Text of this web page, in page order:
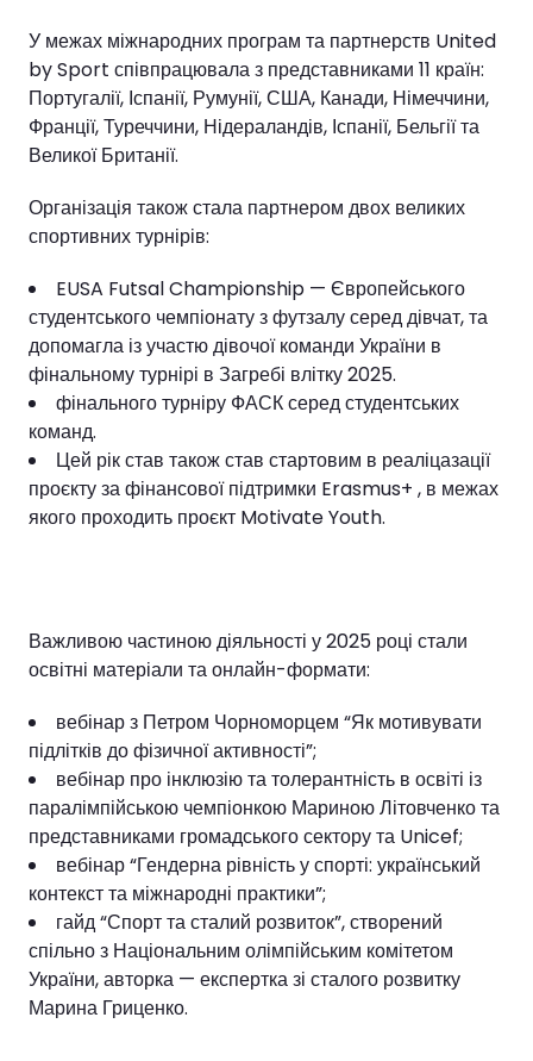
У межах міжнародних програм та партнерств United
by Sport співпрацювала з представниками 11 країн:
Португалії, Іспанії, Румунії, США, Канади, Німеччини,
Франції, Туреччини, Нідераландів, Іспанії, Бельгії та
Великої Британії.
Організація також стала партнером двох великих
спортивних турнірів:
EUSA Futsal Championship — Європейського
студентського чемпіонату з футзалу серед дівчат, та
допомагла із участю дівочої команди України в
фінальному турнірі в Загребі влітку 2025.
фінального турніру ФАСК серед студентських
команд.
Цей рік став також став стартовим в реаліцазації
проєкту за фінансової підтримки Erasmus+ , в межах
якого проходить проєкт Motivate Youth.
Важливою частиною діяльності у 2025 році стали
освітні матеріали та онлайн-формати:
вебінар з Петром Чорноморцем “Як мотивувати
підлітків до фізичної активності”;
вебінар про інклюзію та толерантність в освіті із
паралімпійською чемпіонкою Мариною Літовченко та
представниками громадського сектору та Unicef;
вебінар “Гендерна рівність у спорті: український
контекст та міжнародні практики”;
гайд “Спорт та сталий розвиток”, створений
спільно з Національним олімпійським комітетом
України, авторка — експертка зі сталого розвитку
Марина Гриценко.